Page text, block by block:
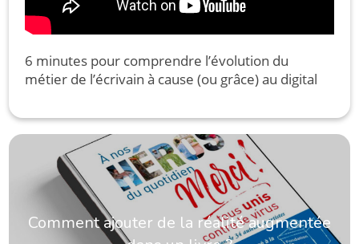
6 minutes pour comprendre l’évolution du
métier de l’écrivain à cause (ou grâce) au digital
Comment ajouter de la réalité augmentée